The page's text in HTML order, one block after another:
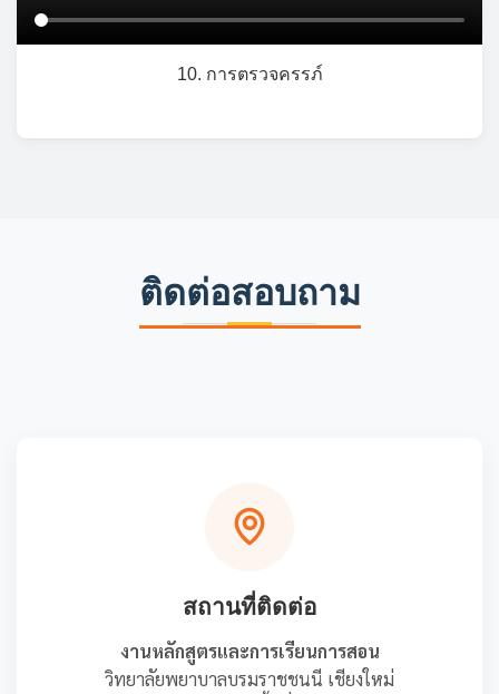
10. การตรวจครรภ์
ติดต่อสอบถาม
สถานที่ติดต่อ
งานหลักสูตรและการเรียนการสอน
วิทยาลัยพยาบาลบรมราชชนนี เชียงใหม่